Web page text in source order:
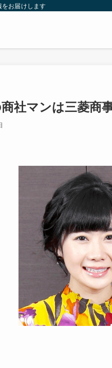
お届けします
社マンは三菱商